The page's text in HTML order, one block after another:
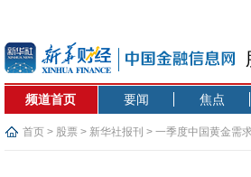
频道首页 要闻 焦点
首页 > 股票 > 新华社报刊 > 一季度中国黄金需